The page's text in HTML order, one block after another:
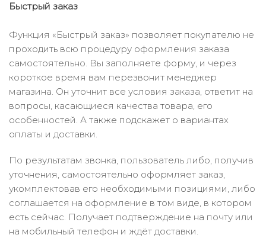
Быстрый заказ
Функция «Быстрый заказ» позволяет покупателю не
проходить всю процедуру оформления заказа
самостоятельно. Вы заполняете форму, и через
короткое время вам перезвонит менеджер
магазина. Он уточнит все условия заказа, ответит на
вопросы, касающиеся качества товара, его
особенностей. А также подскажет о вариантах
оплаты и доставки.
По результатам звонка, пользователь либо, получив
уточнения, самостоятельно оформляет заказ,
укомплектовав его необходимыми позициями, либо
соглашается на оформление в том виде, в котором
есть сейчас. Получает подтверждение на почту или
на мобильный телефон и ждёт доставки.